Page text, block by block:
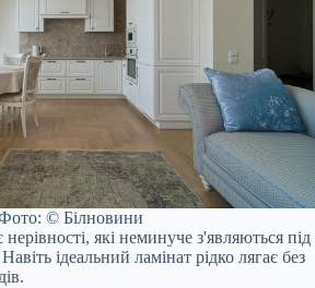
© Білновини
які неминуче з'являються під
ідеальний ламінат рідко лягає без